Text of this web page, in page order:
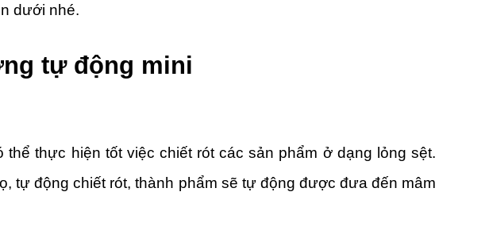
dưới nhé.
tự động mini
thực hiện tốt việc chiết rót các sản phẩm ở dạng lỏng sệt.
tự động chiết rót, thành phẩm sẽ tự động được đưa đến mâm